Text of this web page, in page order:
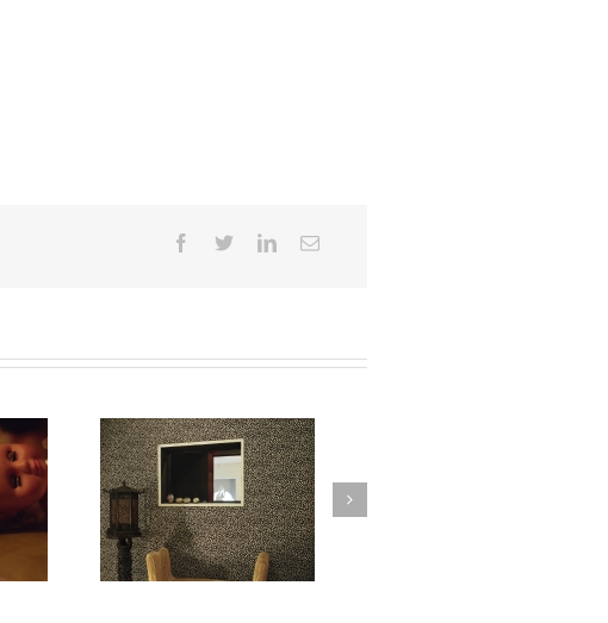
#023 Calle del Barco #022